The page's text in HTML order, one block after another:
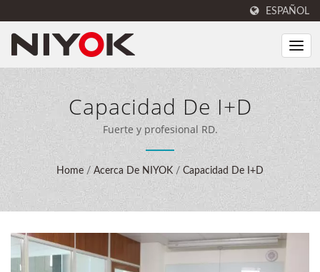
ESPAÑOL
Capacidad De I+D
Fuerte y profesional RD.
Home / Acerca De NIYOK / Capacidad De I+D